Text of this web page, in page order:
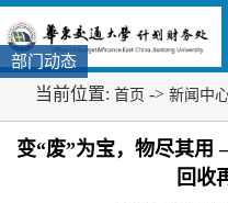
部门动态
当前位置: 首页 -> 新闻中
变“废”为宝，物尽其
回收